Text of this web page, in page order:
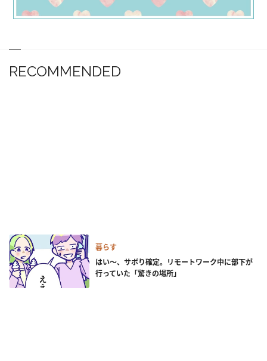
RECOMMENDED
暮らす
はい～、サボり確定。リモートワーク中に部下が
行っていた「驚きの場所」